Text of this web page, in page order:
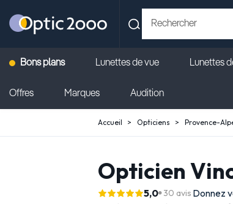
Bons plans Lunettes de vue Lunettes
Offres Marques Audition
Accueil Opticiens Provence-
Opticien
5,0 30 avis Donnez